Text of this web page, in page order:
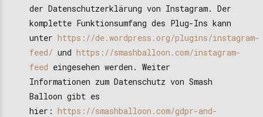
der Datenschutzerklärung von Instagram. Der
komplette Funktionsumfang des Plug-Ins kann
unter https://de.wordpress.org/plugins/instagram-
feed/ und https://smashballoon.com/instagram-
feed eingesehen werden. Weiter
Informationen zum Datenschutz von Smash
Balloon gibt es
hier: https://smashballoon.com/gdpr-and-